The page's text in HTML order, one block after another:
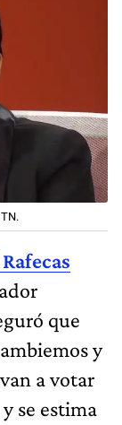
que
y
a votar
se estima